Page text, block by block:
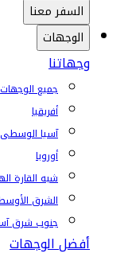
السفر معنا
الوجهات
وجهاتنا
جميع الوجهات
أفريقيا
آسيا الوسطى
أوروبا
شبه القارة
الشرق
جنوب شرق
أفضل الوجهات